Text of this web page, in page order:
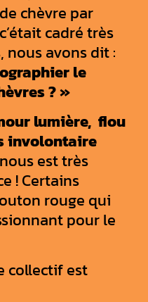
chèvre par
cadré très
nous avons dit :
le
? »
lumière, flou
involontaire
est très
! Certains
rouge qui
pour le
collectif est